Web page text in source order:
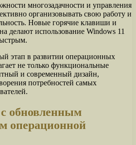
многозадачности и управления
организовывать свою работу и
Новые горячие клавиши и
делают использование Windows 11
этап в развитии операционных
не только функциональные
и современный дизайн,
потребностей самых
обновленным
операционной